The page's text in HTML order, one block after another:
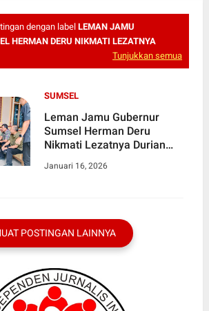
dengan label LEMAN JAMU
HERMAN DERU NIKMATI LEZATNYA
Tunjukkan semua
SUMSEL
Leman Jamu Gubernur
Sumsel Herman Deru
Nikmati Lezatnya Durian
Januari 16, 2026
POSTINGAN LAINNYA